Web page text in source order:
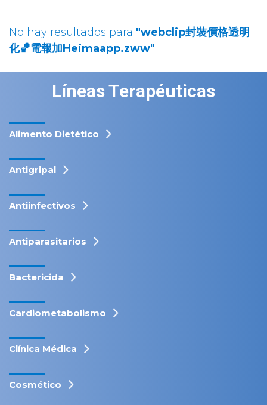
No hay resultados para "webclip封裝價格透明
化🏀電報加Heimaapp.zww"
Líneas Terapéuticas
Alimento Dietético
Antigripal
Antiinfectivos
Antiparasitarios
Bactericida
Cardiometabolismo
Clínica Médica
Cosmético